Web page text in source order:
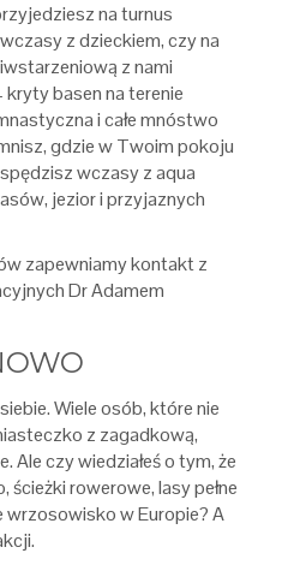
na turnus
z dzieckiem, czy na
z nami
basen na terenie
i całe mnóstwo
gdzie w Twoim pokoju
wczasy z aqua
jezior i przyjaznych
zapewniamy kontakt z
Dr Adamem
Wiele osób, które nie
z zagadkową,
Ale czy wiedziałeś o tym, że
rowerowe, lasy pełne
w Europie? A